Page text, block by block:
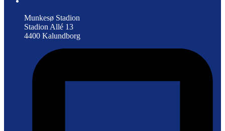
Munkesø Stadion
Stadion Allé 13
4400 Kalundborg